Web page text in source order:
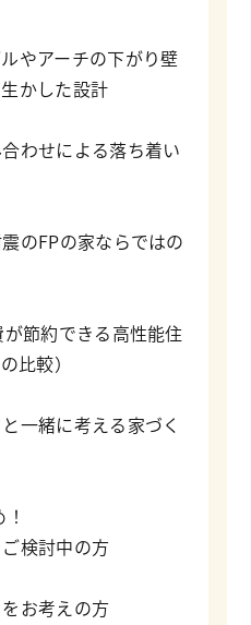
やアーチの下がり壁
かした設計
わせによる落ち着い
のFPの家ならではの
節約できる高性能住
比較）
一緒に考える家づく
検討中の方
お考えの方